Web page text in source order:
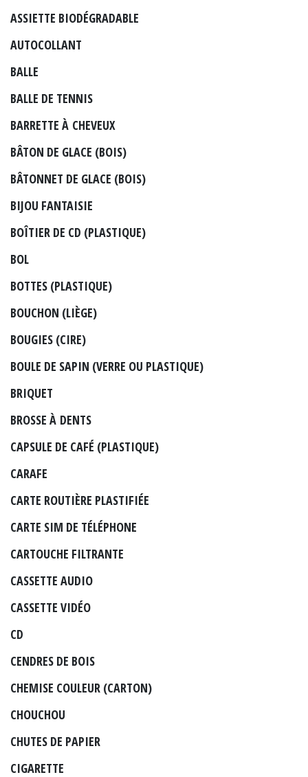
ASSIETTE BIODÉGRADABLE
AUTOCOLLANT
BALLE
BALLE DE TENNIS
BARRETTE À CHEVEUX
BÂTON DE GLACE (BOIS)
BÂTONNET DE GLACE (BOIS)
BIJOU FANTAISIE
BOÎTIER DE CD (PLASTIQUE)
BOL
BOTTES (PLASTIQUE)
BOUCHON (LIÈGE)
BOUGIES (CIRE)
BOULE DE SAPIN (VERRE OU PLASTIQUE)
BRIQUET
BROSSE À DENTS
CAPSULE DE CAFÉ (PLASTIQUE)
CARAFE
CARTE ROUTIÈRE PLASTIFIÉE
CARTE SIM DE TÉLÉPHONE
CARTOUCHE FILTRANTE
CASSETTE AUDIO
CASSETTE VIDÉO
CD
CENDRES DE BOIS
CHEMISE COULEUR (CARTON)
CHOUCHOU
CHUTES DE PAPIER
CIGARETTE